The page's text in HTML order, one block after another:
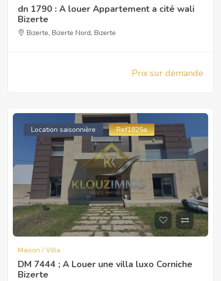
dn 1790 : A louer Appartement a cité wali
Bizerte
Bizerte, Bizerte Nord, Bizerte
Prix sur demande
Location saisonnière Ref1825a
Maison / Villa
DM 7444 ; A Louer une villa luxo Corniche
Bizerte